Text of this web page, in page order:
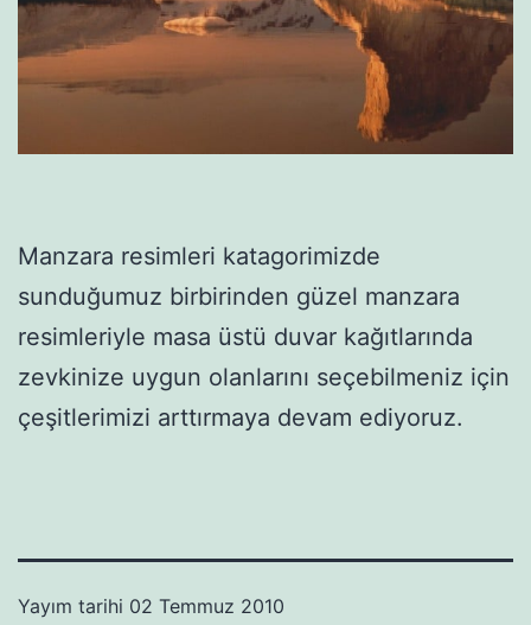
Manzara resimleri katagorimizde
sunduğumuz birbirinden güzel manzara
resimleriyle masa üstü duvar kağıtlarında
zevkinize uygun olanlarını seçebilmeniz için
çeşitlerimizi arttırmaya devam ediyoruz.
Yayım tarihi 02 Temmuz 2010